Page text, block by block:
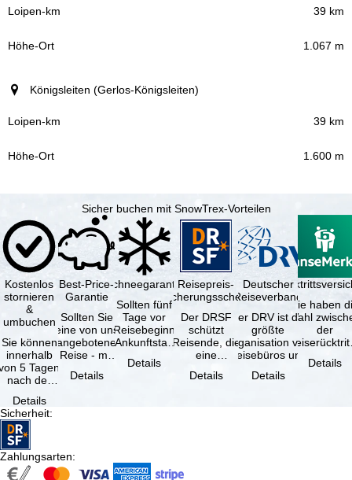
39 km
1.067 m
Königsleiten (Gerlos-Königsleiten)
39 km
1.600 m
Sicher buchen mit SnowTrex-Vorteilen
Kostenlos
stornieren
&
umbuchen
Sie können
innerhalb
5 Tagen
nach der
kostenfrei
…
Details
Best-Price-
Garantie
Sollten Sie
eine von uns
angebotene
Reise - mit
Verfügbarkeit
Details
Schneegarantie
Sollten fünf
Tage vor
Reisebeginn
(Ankunftstag)
aufgrund von
Schneemangel
Details
Reisepreis-
Sicherungsschein
Der DRSF
schützt
Reisende, die
eine
oder
Details
Deutscher
Reiseverband
Der DRV ist die
größte
Organisation von
Reisebüros und
Reiseveranstaltern
in …
Details
Sie haben
Wahl
der
(inklusive
Details
Sicherheit:
Zahlungsarten: